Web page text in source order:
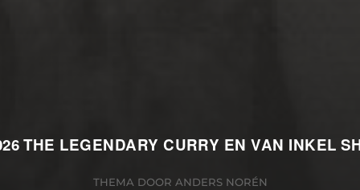
THE LEGENDARY CURRY EN VAN INKEL
THEMA DOOR ANDERS NORÉN